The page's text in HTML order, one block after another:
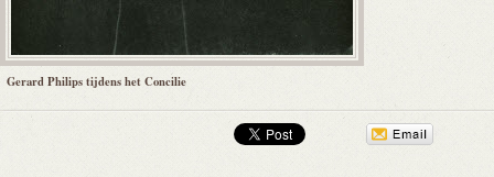
Gerard Philips tijdens het Concilie